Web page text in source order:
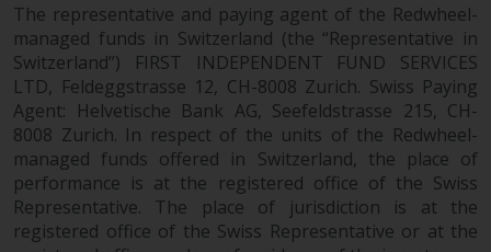
The representative and paying agent of the Redwheel-
managed funds in Switzerland (the “Representative in
Switzerland”) FIRST INDEPENDENT FUND SERVICES
LTD, Feldeggstrasse 12, CH-8008 Zurich. Swiss Paying
Agent: Helvetische Bank AG, Seefeldstrasse 215, CH-
8008 Zurich. In respect of the units of the Redwheel-
managed funds offered in Switzerland, the place of
performance is at the registered office of the Swiss
Representative. The place of jurisdiction is at the
registered office of the Swiss Representative or at the